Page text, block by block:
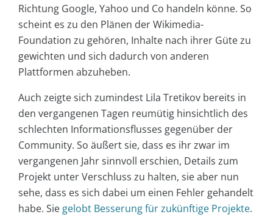
Richtung Google, Yahoo und Co handeln könne. So
scheint es zu den Plänen der Wikimedia-
Foundation zu gehören, Inhalte nach ihrer Güte zu
gewichten und sich dadurch von anderen
Plattformen abzuheben.
Auch zeigte sich zumindest Lila Tretikov bereits in
den vergangenen Tagen reumütig hinsichtlich des
schlechten Informationsflusses gegenüber der
Community. So äußert sie, dass es ihr zwar im
vergangenen Jahr sinnvoll erschien, Details zum
Projekt unter Verschluss zu halten, sie aber nun
sehe, dass es sich dabei um einen Fehler gehandelt
habe. Sie gelobt Besserung für zukünftige Projekte.